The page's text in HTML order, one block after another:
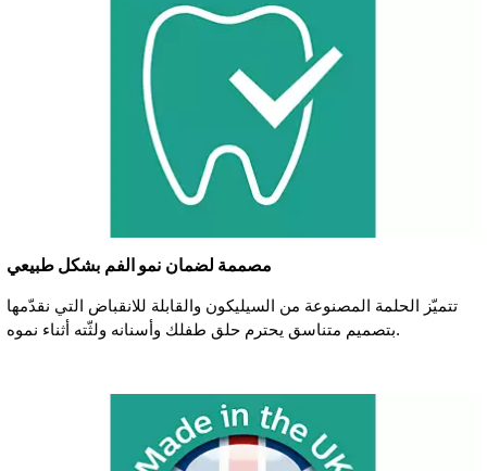
مصممة لضمان نمو الفم بشكل طبيعي
تتميّز الحلمة المصنوعة من السيليكون والقابلة للانقباض التي نقدّمها
بتصميم متناسق يحترم حلق طفلك وأسنانه ولثّته أثناء نموه.